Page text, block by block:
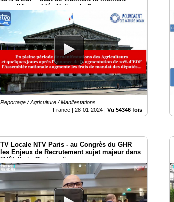
pour l'Assemblée Nationale ?
Reportage / Agriculture / Manifestations
France | 28-01-2024| Vu 54346 fois
TV Locale NTV Paris - au Congrès du GHR
les Enjeux de Recrutement sujet majeur dans
l'Hôtellerie-Restauration